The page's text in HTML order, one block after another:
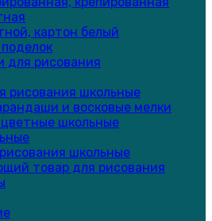
картон белый
для рисования
рисования школьные
и восковые мелки
школьные
школьные
товар для рисования